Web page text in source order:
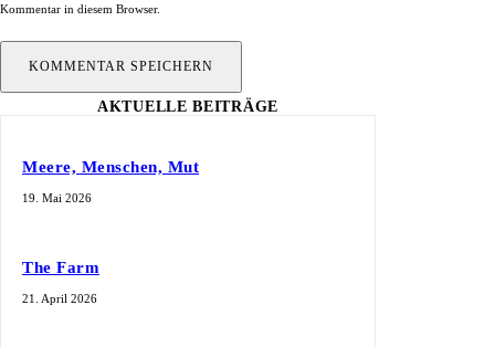
Kommentar in diesem Browser.
AKTUELLE BEITRÄGE
Meere, Menschen, Mut
19. Mai 2026
The Farm
21. April 2026